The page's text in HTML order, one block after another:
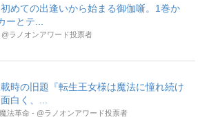
めての出逢いから始まる御伽噺。1巻か
ーとテ...
ラノオンアワード投票者
時の旧題『転生王女様は魔法に憧れ続け
白く、...
法革命 - @ラノオンアワード投票者